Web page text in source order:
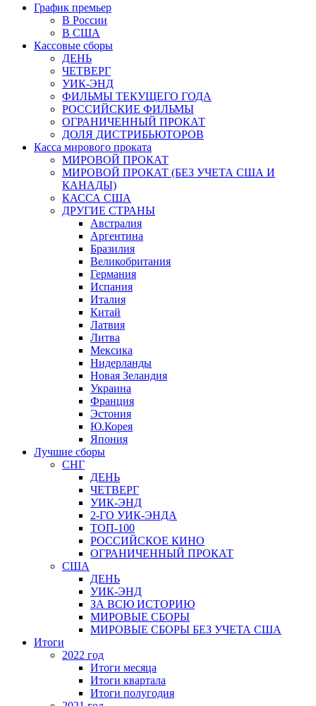
График премьер
В России
В США
Кассовые сборы
ДЕНЬ
ЧЕТВЕРГ
УИК-ЭНД
ФИЛЬМЫ ТЕКУЩЕГО ГОДА
РОССИЙСКИЕ ФИЛЬМЫ
ОГРАНИЧЕННЫЙ ПРОКАТ
ДОЛЯ ДИСТРИБЬЮТОРОВ
Касса мирового проката
МИРОВОЙ ПРОКАТ
МИРОВОЙ ПРОКАТ (БЕЗ УЧЕТА США И
КАНАДЫ)
КАССА США
ДРУГИЕ СТРАНЫ
Австралия
Аргентина
Бразилия
Великобритания
Германия
Испания
Италия
Китай
Латвия
Литва
Мексика
Нидерланды
Новая Зеландия
Украина
Франция
Эстония
Ю.Корея
Япония
Лучшие сборы
СНГ
ДЕНЬ
ЧЕТВЕРГ
УИК-ЭНД
2-ГО УИК-ЭНДА
ТОП-100
РОССИЙСКОЕ КИНО
ОГРАНИЧЕННЫЙ ПРОКАТ
США
ДЕНЬ
УИК-ЭНД
ЗА ВСЮ ИСТОРИЮ
МИРОВЫЕ СБОРЫ
МИРОВЫЕ СБОРЫ БЕЗ УЧЕТА США
Итоги
2022 год
Итоги месяца
Итоги квартала
Итоги полугодия